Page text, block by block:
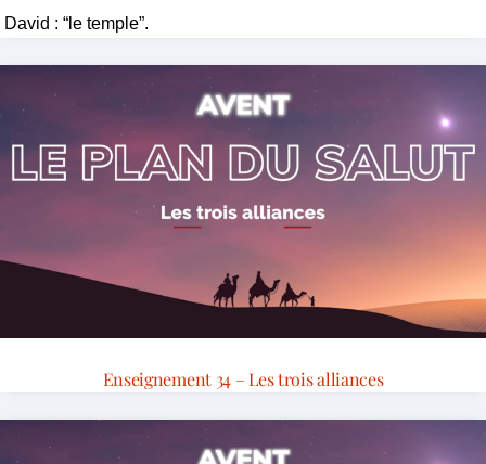
David : “le temple”.
Enseignement 34 – Les trois alliances